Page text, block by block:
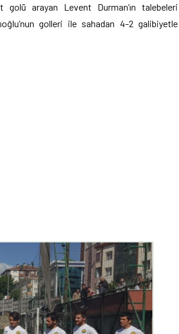
arayan Levent Durman’ın talebeleri
golleri ile sahadan 4-2 galibiyetle